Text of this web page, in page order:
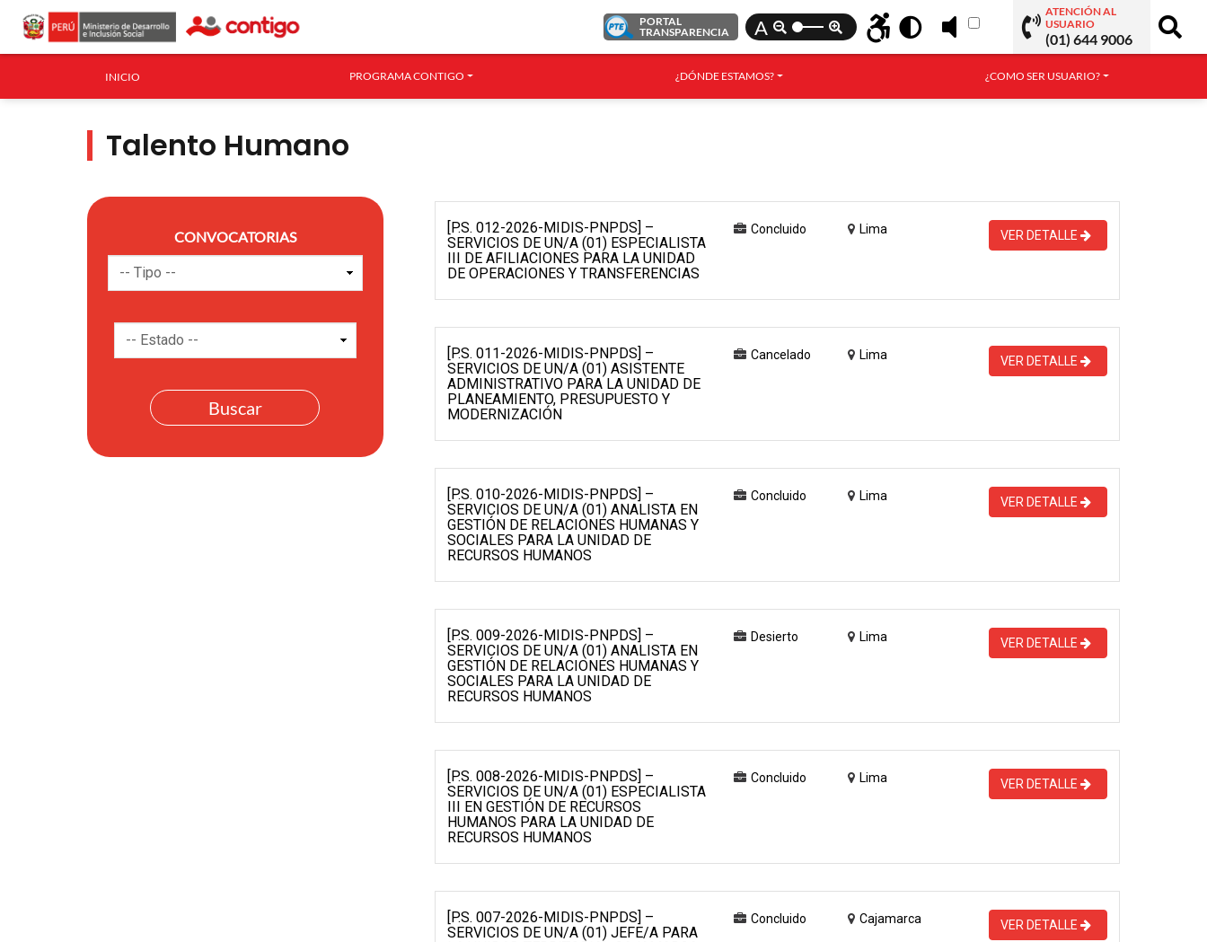
PORTAL
TRANSPARENCIA
A
ATENCIÓN AL
USUARIO
(01) 644 9006
INICIO PROGRAMA CONTIGO ¿DÓNDE ESTAMOS? ¿COMO SER USUARIO?
Talento Humano
CONVOCATORIAS
[P.S. 012-2026-MIDIS-PNPDS] –
SERVICIOS DE UN/A (01) ESPECIALISTA
III DE AFILIACIONES PARA LA UNIDAD
DE OPERACIONES Y TRANSFERENCIAS
Concluido Lima VER DETALLE
[P.S. 011-2026-MIDIS-PNPDS] –
SERVICIOS DE UN/A (01) ASISTENTE
ADMINISTRATIVO PARA LA UNIDAD DE
PLANEAMIENTO, PRESUPUESTO Y
MODERNIZACIÓN
Cancelado Lima VER DETALLE
[P.S. 010-2026-MIDIS-PNPDS] –
SERVICIOS DE UN/A (01) ANALISTA EN
GESTIÓN DE RELACIONES HUMANAS Y
SOCIALES PARA LA UNIDAD DE
RECURSOS HUMANOS
Concluido Lima VER DETALLE
[P.S. 009-2026-MIDIS-PNPDS] –
SERVICIOS DE UN/A (01) ANALISTA EN
GESTIÓN DE RELACIONES HUMANAS Y
SOCIALES PARA LA UNIDAD DE
RECURSOS HUMANOS
Desierto Lima VER DETALLE
[P.S. 008-2026-MIDIS-PNPDS] –
SERVICIOS DE UN/A (01) ESPECIALISTA
III EN GESTIÓN DE RECURSOS
HUMANOS PARA LA UNIDAD DE
RECURSOS HUMANOS
Concluido Lima VER DETALLE
[P.S. 007-2026-MIDIS-PNPDS] –
SERVICIOS DE UN/A (01) JEFE/A PARA
Concluido Cajamarca VER DETALLE